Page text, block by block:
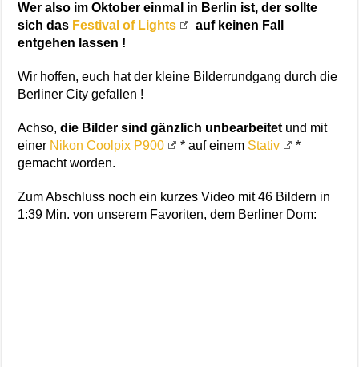
Wer also im Oktober einmal in Berlin ist, der sollte
sich das Festival of Lights
auf keinen Fall
entgehen lassen !
Wir hoffen, euch hat der kleine Bilderrundgang durch die
Berliner City gefallen !
Achso,die Bilder sind gänzlich unbearbeitet und mit
einer Nikon Coolpix P900 * auf einem Stativ
*
gemacht worden.
Zum Abschluss noch ein kurzes Video mit 46 Bildern in
1:39 Min. von unserem Favoriten, dem Berliner Dom: